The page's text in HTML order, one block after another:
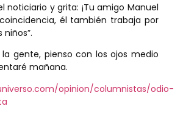
noticiario y grita: ¡Tu amigo Manuel
él también trabaja por
niños”.
gente, pienso con los ojos medio
mañana.
opinion/columnistas/odio-